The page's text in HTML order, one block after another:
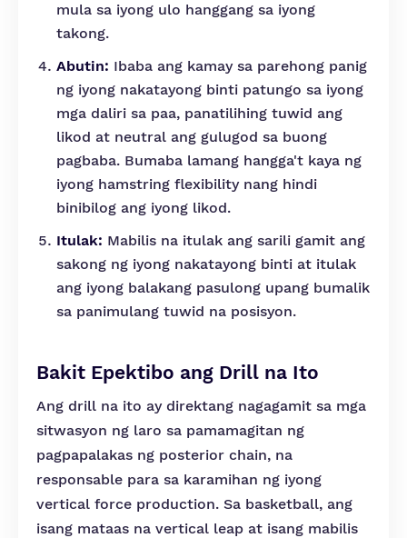
mula sa iyong ulo hanggang sa iyong
takong.
Abutin: Ibaba ang kamay sa parehong panig
ng iyong nakatayong binti patungo sa iyong
mga daliri sa paa, panatilihing tuwid ang
likod at neutral ang gulugod sa buong
pagbaba. Bumaba lamang hangga't kaya ng
iyong hamstring flexibility nang hindi
binibilog ang iyong likod.
Itulak: Mabilis na itulak ang sarili gamit ang
sakong ng iyong nakatayong binti at itulak
ang iyong balakang pasulong upang bumalik
sa panimulang tuwid na posisyon.
Bakit Epektibo ang Drill na Ito
Ang drill na ito ay direktang nagagamit sa mga
sitwasyon ng laro sa pamamagitan ng
pagpapalakas ng posterior chain, na
responsable para sa karamihan ng iyong
vertical force production. Sa basketball, ang
isang mataas na vertical leap at isang mabilis